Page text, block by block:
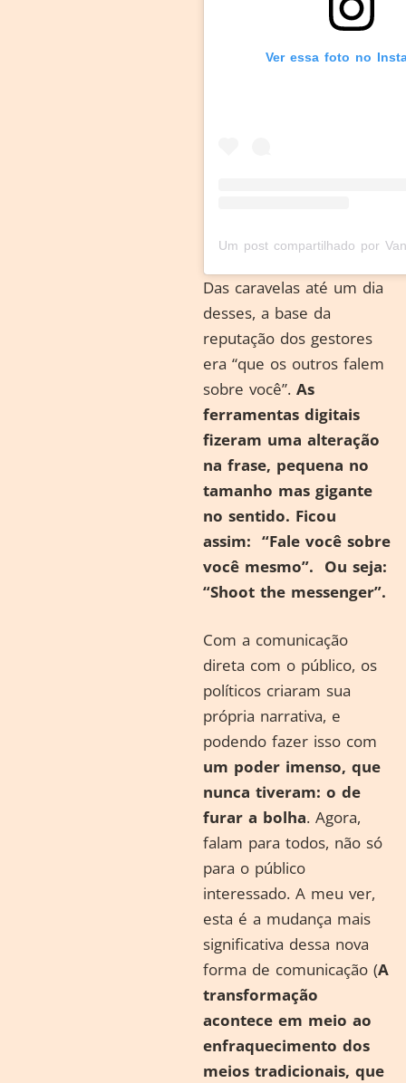
Ver essa foto no
Das caravelas até um dia
desses, a base da
reputação dos gestores
era “que os outros falem
sobre você”. As
ferramentas digitais
fizeram uma alteração
na frase, pequena no
tamanho mas gigante
no sentido. Ficou
assim: “Fale você sobre
você mesmo”. Ou seja:
“Shoot the messenger”.
Com a comunicação
direta com o público, os
políticos criaram sua
própria narrativa, e
podendo fazer isso com
um poder imenso, que
nunca tiveram: o de
furar a bolha. Agora,
falam para todos, não só
para o público
interessado. A meu ver,
esta é a mudança mais
significativa dessa nova
forma de comunicação (A
transformação
acontece em meio ao
enfraquecimento dos
meios tradicionais, que